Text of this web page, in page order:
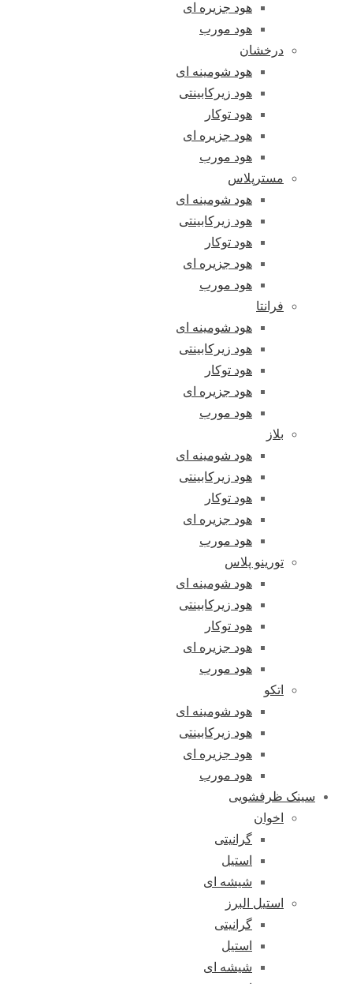
هود جزیره ای
هود مورب
درخشان
هود شومینه ای
هود زیرکابینتی
هود توکار
هود جزیره ای
هود مورب
مسترپلاس
هود شومینه ای
هود زیرکابینتی
هود توکار
هود جزیره ای
هود مورب
فرانتا
هود شومینه ای
هود زیرکابینتی
هود توکار
هود جزیره ای
هود مورب
بلاز
هود شومینه ای
هود زیرکابینتی
هود توکار
هود جزیره ای
هود مورب
تورینو پلاس
هود شومینه ای
هود زیرکابینتی
هود توکار
هود جزیره ای
هود مورب
اتکو
هود شومینه ای
هود زیرکابینتی
هود جزیره ای
هود مورب
سینک ظرفشویی
اخوان
گرانیتی
استیل
شیشه ای
استیل البرز
گرانیتی
استیل
شیشه ای